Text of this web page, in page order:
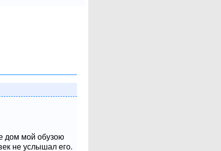
дом мой обузою
не услышал его.